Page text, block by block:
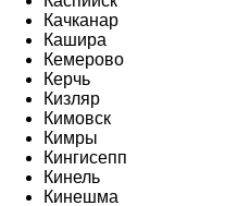
Качканар
Кашира
Кемерово
Керчь
Кизляр
Кимовск
Кимры
Кингисепп
Кинель
Кинешма